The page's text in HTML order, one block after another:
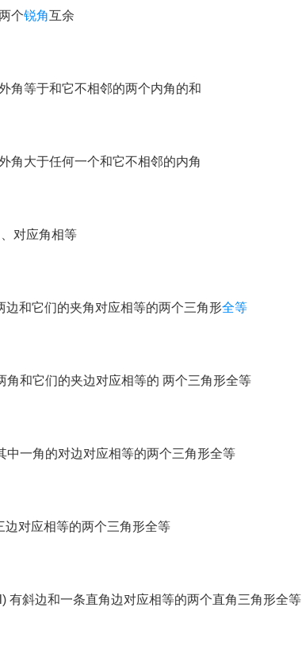
个锐角互余
角等于和它不相邻的两个内角的和
角大于任何一个和它不相邻的内角
对应角相等
边和它们的夹角对应相等的两个三角形全等
角和它们的夹边对应相等的 两个三角形全等
中一角的对边对应相等的两个三角形全等
边对应相等的两个三角形全等
有斜边和一条直角边对应相等的两个直角三角形全等